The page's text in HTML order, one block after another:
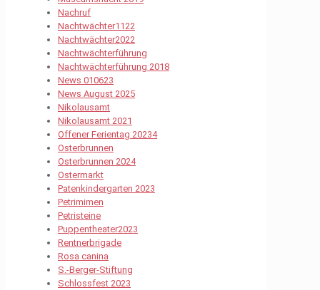
Nachruf
Nachtwächter1122
Nachtwächter2022
Nachtwächterführung
Nachtwächterführung 2018
News 010623
News August 2025
Nikolausamt
Nikolausamt 2021
Offener Ferientag 20234
Osterbrunnen
Osterbrunnen 2024
Ostermarkt
Patenkindergarten 2023
Petrimimen
Petristeine
Puppentheater2023
Rentnerbrigade
Rosa canina
S.-Berger-Stiftung
Schlossfest 2023